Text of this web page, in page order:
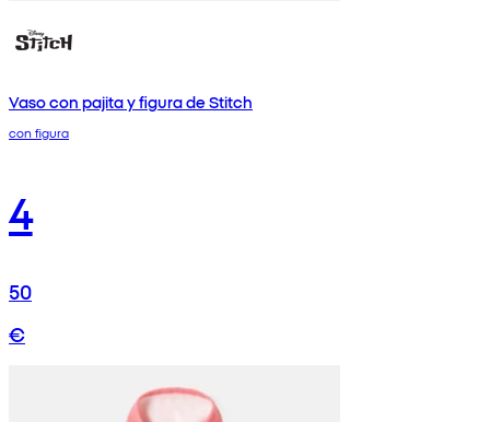
Vaso con pajita y figura de Stitch
con figura
4
50
€